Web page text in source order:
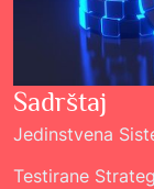
Sadrštaj
Jedinstvena
Testirane